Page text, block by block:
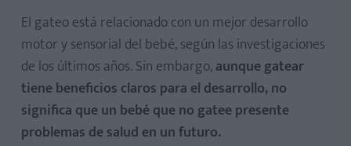
El gateo está relacionado con un mejor desarrollo
motor y sensorial del bebé, según las investigaciones
de los últimos años. Sin embargo,aunque gatear
tiene beneficios claros para el desarrollo, no
significa que un bebé que no gatee presente
problemas de salud en un futuro.